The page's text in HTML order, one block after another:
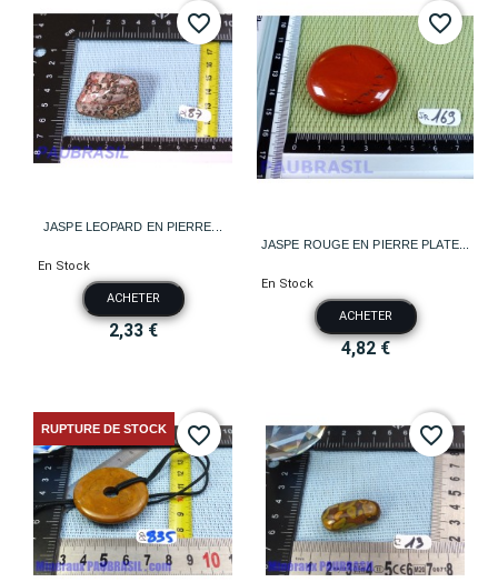
JASPE LEOPARD EN PIERRE...
En Stock
ACHETER
2,33 €
favorite_border
JASPE ROUGE EN PIERRE PLATE...
En Stock
ACHETER
4,82 €
favorite_border
RUPTURE DE STOCK favorite_border favorite_border